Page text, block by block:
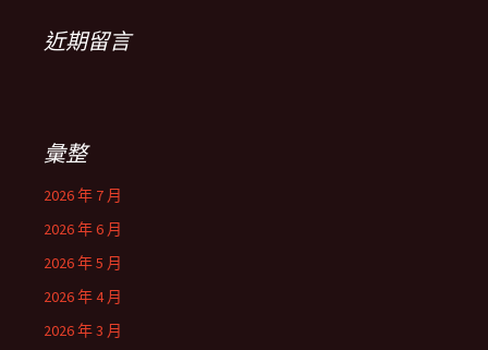
近期留言
彙整
2026 年 7 月
2026 年 6 月
2026 年 5 月
2026 年 4 月
2026 年 3 月